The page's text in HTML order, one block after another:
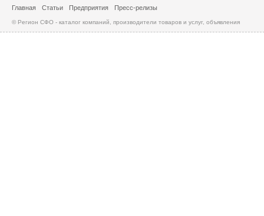
Главная Статьи Предприятия Пресс-релизы
© Регион СФО - каталог компаний, производители товаров и услуг, объявления